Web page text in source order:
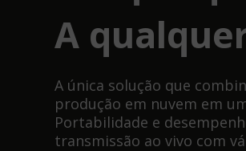
A
A única solução que
produção em nuvem em
Portabilidade e
transmissão ao vivo com